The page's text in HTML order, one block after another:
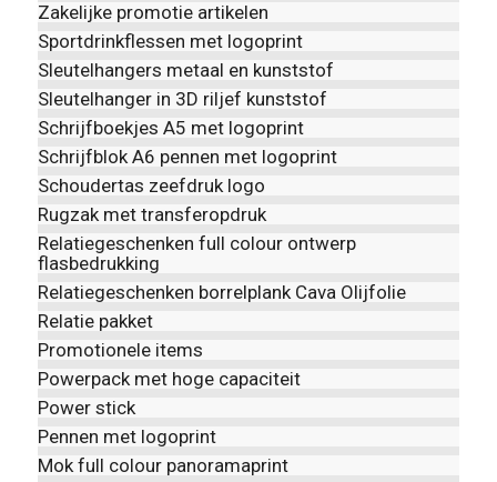
Zakelijke promotie artikelen
Sportdrinkflessen met logoprint
Sleutelhangers metaal en kunststof
Sleutelhanger in 3D riljef kunststof
Schrijfboekjes A5 met logoprint
Schrijfblok A6 pennen met logoprint
Schoudertas zeefdruk logo
Rugzak met transferopdruk
Relatiegeschenken full colour ontwerp
flasbedrukking
Relatiegeschenken borrelplank Cava Olijfolie
Relatie pakket
Promotionele items
Powerpack met hoge capaciteit
Power stick
Pennen met logoprint
Mok full colour panoramaprint